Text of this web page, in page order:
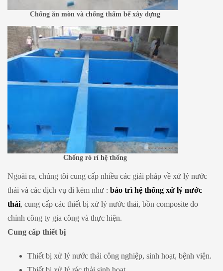
Chống ăn mòn và chống thấm bể xây dựng
Chống rò rỉ hệ thống
Ngoài ra, chúng tôi cung cấp nhiều các giải pháp về xử lý nước
thải và các dịch vụ đi kèm như : bảo trì hệ thống xử lý nước
thải, cung cấp các thiết bị xử lý nước thải, bồn composite do
chính công ty gia công và thực hiện.
Cung cấp thiết bị
Thiết bị xử lý nước thải công nghiệp, sinh hoạt, bệnh viện.